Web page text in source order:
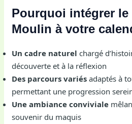
Pourquoi intégrer le
Moulin à votre
Un cadre naturel chargé
découverte et à la réflexion
Des parcours variés adaptés à
permettant une progression
Une ambiance conviviale
souvenir du maquis